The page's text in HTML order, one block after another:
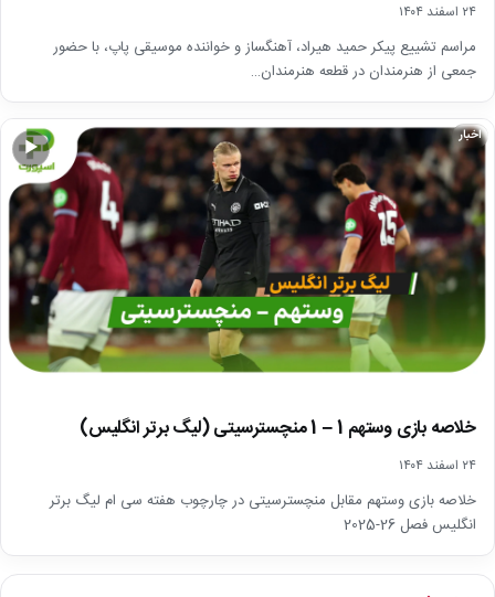
۲۴ اسفند ۱۴۰۴
مراسم تشییع پیکر حمید هیراد، آهنگساز و خواننده موسیقی پاپ، با حضور
جمعی از هنرمندان در قطعه هنرمندان…
▶
اخبار
خلاصه بازی وستهم 1 – 1 منچسترسیتی (لیگ برتر انگلیس)
۲۴ اسفند ۱۴۰۴
خلاصه بازی وستهم مقابل منچسترسیتی در چارچوب هفته سی ام لیگ برتر
انگلیس فصل 26-2025